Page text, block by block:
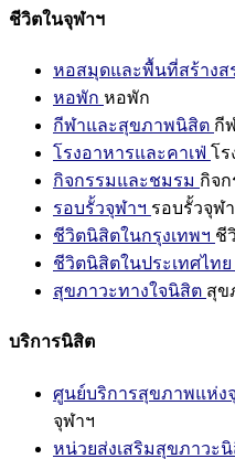
ชีวิตในจุฬาฯ
หอสมุดและพื้นที่สร้างส
หอพัก หอพัก
กีฬาและสุขภาพนิสิต กี
โรงอาหารและคาเฟ่ โร
กิจกรรมและชมรม กิจ
รอบรั้วจุฬาฯ รอบรั้วจุฬ
ชีวิตนิสิตในกรุงเทพฯ ชี
ชีวิตนิสิตในประเทศไทย
สุขภาวะทางใจนิสิต สุข
บริการนิสิต
ศูนย์บริการสุขภาพแห่ง
จุฬาฯ
หน่วยส่งเสริมสุขภาวะ